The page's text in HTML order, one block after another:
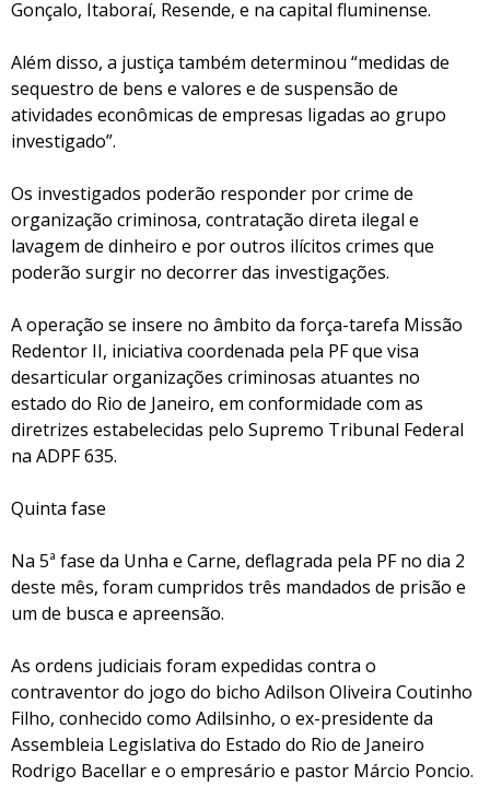
Gonçalo, Itaboraí, Resende, e na capital fluminense.
Além disso, a justiça também determinou “medidas de
sequestro de bens e valores e de suspensão de
atividades econômicas de empresas ligadas ao grupo
investigado”.
Os investigados poderão responder por crime de
organização criminosa, contratação direta ilegal e
lavagem de dinheiro e por outros ilícitos crimes que
poderão surgir no decorrer das investigações.
A operação se insere no âmbito da força-tarefa Missão
Redentor II, iniciativa coordenada pela PF que visa
desarticular organizações criminosas atuantes no
estado do Rio de Janeiro, em conformidade com as
diretrizes estabelecidas pelo Supremo Tribunal Federal
na ADPF 635.
Quinta fase
Na 5ª fase da Unha e Carne, deflagrada pela PF no dia 2
deste mês, foram cumpridos três mandados de prisão e
um de busca e apreensão.
As ordens judiciais foram expedidas contra o
contraventor do jogo do bicho Adilson Oliveira Coutinho
Filho, conhecido como Adilsinho, o ex-presidente da
Assembleia Legislativa do Estado do Rio de Janeiro
Rodrigo Bacellar e o empresário e pastor Márcio Poncio.